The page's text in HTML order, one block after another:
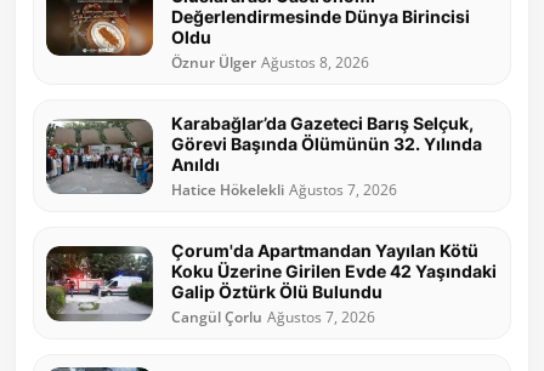
Değerlendirmesinde Dünya Birincisi
Oldu
Öznur Ülger Ağustos 8, 2026
Karabağlar’da Gazeteci Barış Selçuk,
Görevi Başında Ölümünün 32. Yılında
Anıldı
Hatice Hökelekli Ağustos 7, 2026
Çorum'da Apartmandan Yayılan Kötü
Koku Üzerine Girilen Evde 42 Yaşındaki
Galip Öztürk Ölü Bulundu
Cangül Çorlu Ağustos 7, 2026